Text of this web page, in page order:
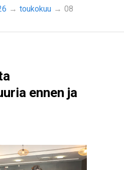
→ toukokuu → 08
ennen ja